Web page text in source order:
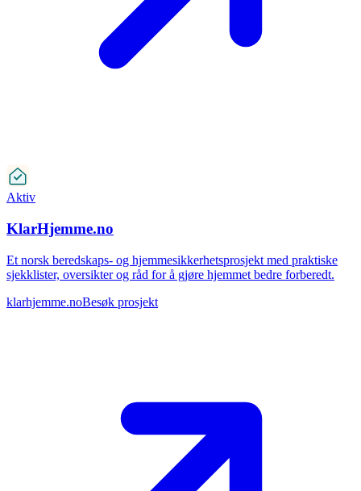
Aktiv
KlarHjemme.no
Et norsk beredskaps- og hjemmesikkerhetsprosjekt med praktiske
sjekklister, oversikter og råd for å gjøre hjemmet bedre forberedt.
klarhjemme.noBesøk prosjekt